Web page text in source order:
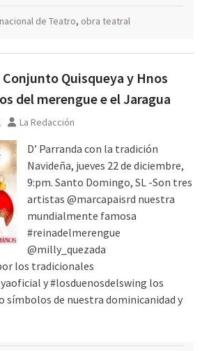
de Teatro, obra teatral
Quisqueya y Hnos
del merengue e el Jaragua
La Redacción
D’ Parranda con la tradición
Navideña, jueves 22 de diciembre,
9:pm. Santo Domingo, SL -Son tres
artistas @marcapaisrd nuestra
mundialmente famosa
#reinadelmerengue
@milly_quezada
los tradicionales
y #losduenosdelswing los
símbolos de nuestra dominicanidad y